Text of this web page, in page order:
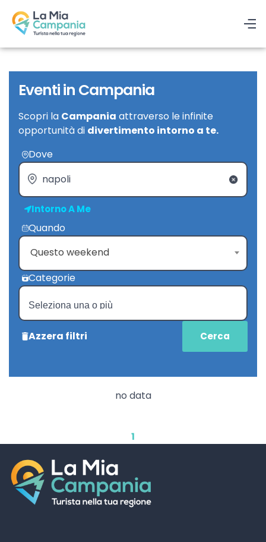
Eventi in Campania
Scopri la Campania attraverso le infinite
opportunità di divertimento intorno a te.
Dove
Intorno A Me
Quando
Questo weekend
Categorie
Azzera filtri
no data
1